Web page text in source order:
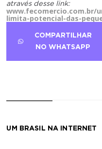
através desse link:
www.fecomercio.com.br/
limita-potencial-das-
COMPARTILHAR
NO WHATSAPP
UM BRASIL NA INTERNET